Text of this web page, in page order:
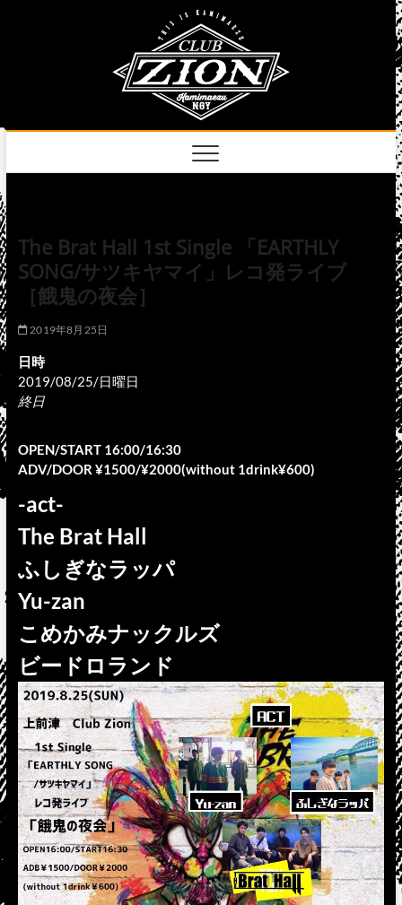
The Brat Hall 1st Single 「EARTHLY
SONG/サツキヤマイ」レコ発ライブ
［餓鬼の夜会］
2019年8月25日
日時
2019/08/25/日曜日
終日
OPEN/START 16:00/16:30
ADV/DOOR ¥1500/¥2000(without 1drink¥600)
-act-
The Brat Hall
ふしぎなラッパ
Yu-zan
こめかみナックルズ
ビードロランド